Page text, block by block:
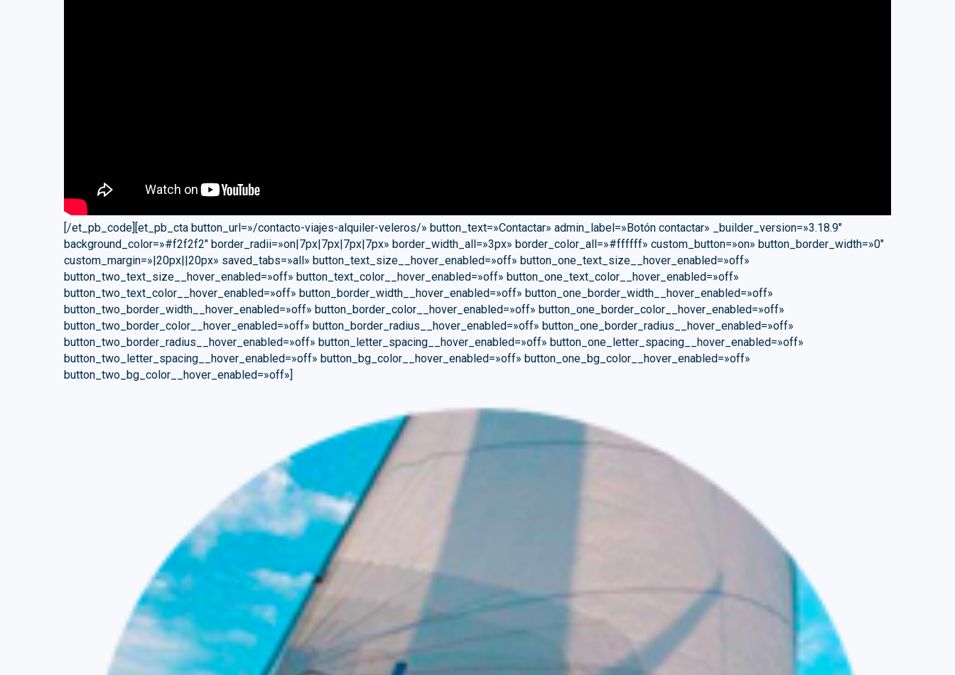
[/et_pb_code][et_pb_cta button_url=»/contacto-viajes-alquiler-veleros/» button_text=»Contactar» admin_label=»Botón contactar» _builder_version=»3.18.9″
background_color=»#f2f2f2″ border_radii=»on|7px|7px|7px|7px» border_width_all=»3px» border_color_all=»#ffffff» custom_button=»on» button_border_width=»0″
custom_margin=»|20px||20px» saved_tabs=»all» button_text_size__hover_enabled=»off» button_one_text_size__hover_enabled=»off»
button_two_text_size__hover_enabled=»off» button_text_color__hover_enabled=»off» button_one_text_color__hover_enabled=»off»
button_two_text_color__hover_enabled=»off» button_border_width__hover_enabled=»off» button_one_border_width__hover_enabled=»off»
button_two_border_width__hover_enabled=»off» button_border_color__hover_enabled=»off» button_one_border_color__hover_enabled=»off»
button_two_border_color__hover_enabled=»off» button_border_radius__hover_enabled=»off» button_one_border_radius__hover_enabled=»off»
button_two_border_radius__hover_enabled=»off» button_letter_spacing__hover_enabled=»off» button_one_letter_spacing__hover_enabled=»off»
button_two_letter_spacing__hover_enabled=»off» button_bg_color__hover_enabled=»off» button_one_bg_color__hover_enabled=»off»
button_two_bg_color__hover_enabled=»off»]